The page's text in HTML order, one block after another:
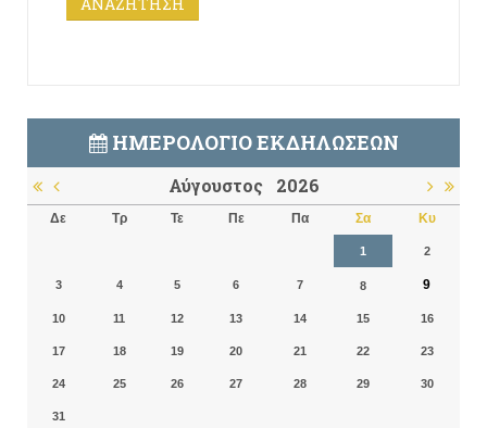
ΗΜΕΡΟΛΌΓΙΟ ΕΚΔΗΛΏΣΕΩΝ
Αύγουστος 2026
Δε Τρ Τε Πε Πα Σα Κυ
1 2
3 4 5 6 7 8 9
10 11 12 13 14 15 16
17 18 19 20 21 22 23
24 25 26 27 28 29 30
31